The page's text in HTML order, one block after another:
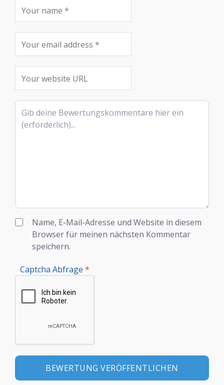
Rezensionstext
Name, E-Mail-Adresse und Website in diesem
Browser für meinen nächsten Kommentar
speichern.
Captcha Abfrage *